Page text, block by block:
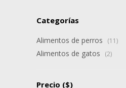
Categorías
Alimentos de perros (11)
Alimentos de gatos (2)
Precio ($)